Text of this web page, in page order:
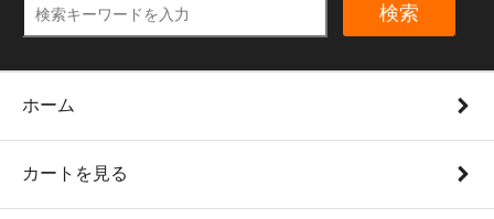
検索
ホーム
カートを見る